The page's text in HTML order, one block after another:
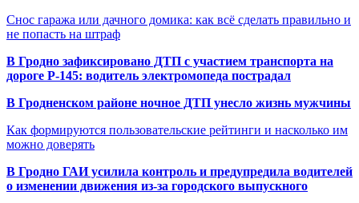
Снос гаража или дачного домика: как всё сделать правильно и
не попасть на штраф
В Гродно зафиксировано ДТП с участием транспорта на
дороге Р-145: водитель электромопеда пострадал
В Гродненском районе ночное ДТП унесло жизнь мужчины
Как формируются пользовательские рейтинги и насколько им
можно доверять
В Гродно ГАИ усилила контроль и предупредила водителей
о изменении движения из-за городского выпускного